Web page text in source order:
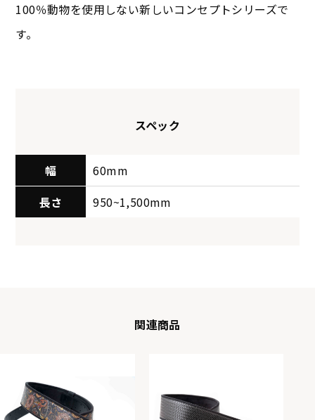
100％動物を使用しない新しいコンセプトシリーズで
す。
スペック
幅
60mm
長さ
950~1,500mm
関連商品